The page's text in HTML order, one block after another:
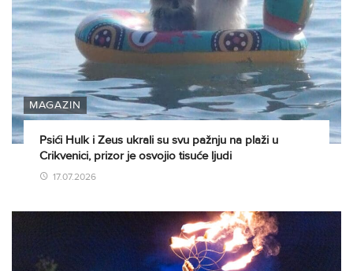
MAGAZIN
Psići Hulk i Zeus ukrali su svu pažnju na plaži u
Crikvenici, prizor je osvojio tisuće ljudi
17.07.2026